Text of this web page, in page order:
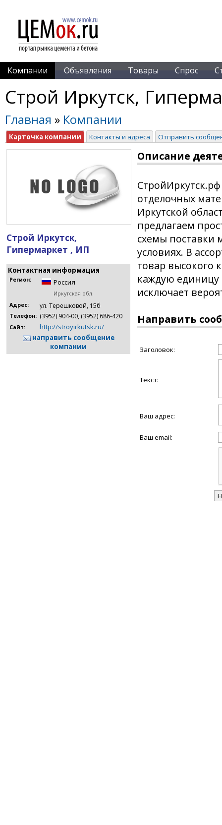
Компании Объявления Товары Спрос
Строй Иркутск,
Главная » Компании
Карточка компании Контакты и адреса Отправить
Строй Иркутск,
Гипермаркет , ИП
Контактная информация
Регион: Россия
Иркутская обл.
Адрес:
ул. Терешковой, 15б
Телефон: (3952) 904-00, (3952) 686-420
Сайт:
http://stroyirkutsk.ru/
направить сообщение
компании
Описание
отделочных
Иркутской
предлагаем
схемы поставки
условиях. В
товар высокого
каждую единицу
исключает
Направить
Заголовок:
Текст:
Ваш адрес:
Ваш email: